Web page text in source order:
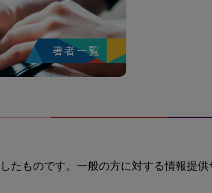
たものです。一般の方に対する情報提